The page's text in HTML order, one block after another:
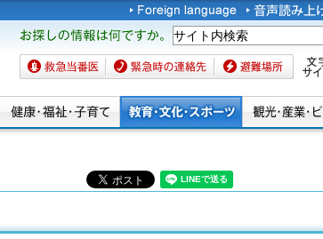
お探しの情報は何です
か。
救急当番医 緊急時の連絡先 避難場所